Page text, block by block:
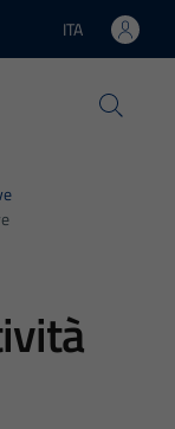
Lingua attiva:
ITA